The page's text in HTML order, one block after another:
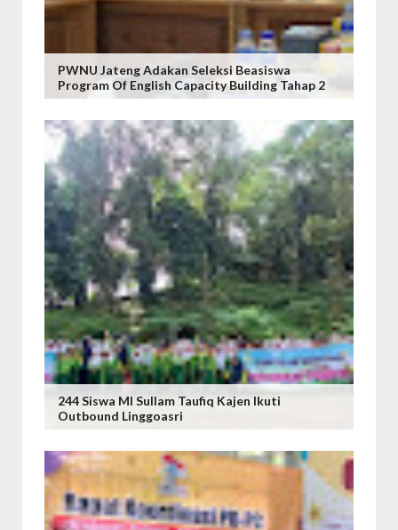
PWNU Jateng Adakan Seleksi Beasiswa
Program Of English Capacity Building Tahap 2
244 Siswa MI Sullam Taufiq Kajen Ikuti
Outbound Linggoasri